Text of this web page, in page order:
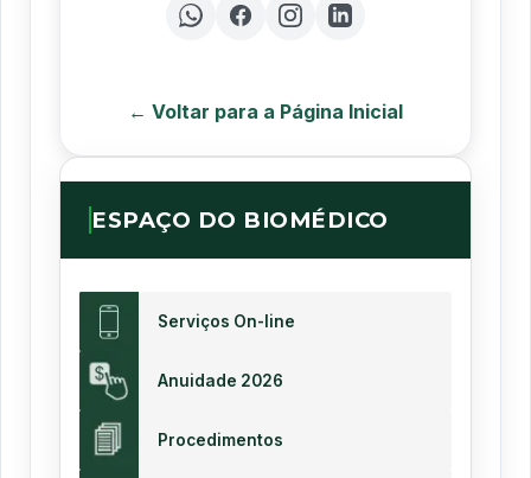
← Voltar para a Página Inicial
ESPAÇO DO BIOMÉDICO
Serviços On-line
Anuidade 2026
Procedimentos